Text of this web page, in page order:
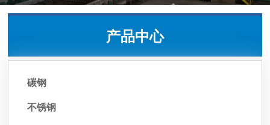
产品中心
碳钢
不锈钢